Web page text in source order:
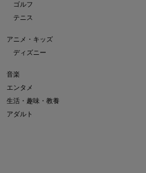
ゴルフ
テニス
アニメ・キッズ
ディズニー
音楽
エンタメ
生活・趣味・教養
アダルト